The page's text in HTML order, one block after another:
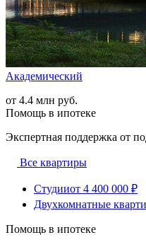
Академический
от 4.4 млн руб.
Помощь в ипотеке
Экспертная поддержка от
Все квартиры
Студииот 4 400 000 ₽
Двухкомнатные
Помощь в ипотеке